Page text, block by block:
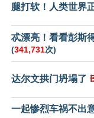
腿打软！人类世界
忒漂亮！看看彭斯
(341,731次)
达尔文拱门坍塌了
一起惨烈车祸不出